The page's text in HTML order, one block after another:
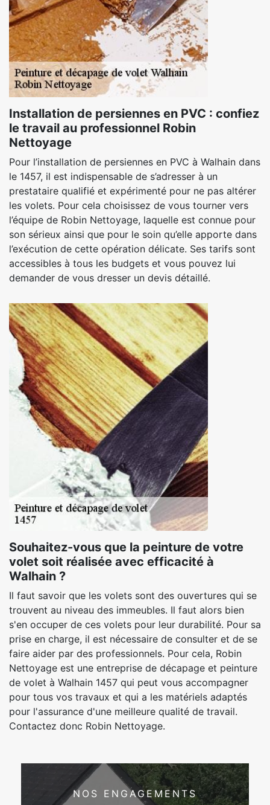
Installation de persiennes en PVC : confiez
le travail au professionnel Robin
Nettoyage
Pour l’installation de persiennes en PVC à Walhain dans
le 1457, il est indispensable de s’adresser à un
prestataire qualifié et expérimenté pour ne pas altérer
les volets. Pour cela choisissez de vous tourner vers
l’équipe de Robin Nettoyage, laquelle est connue pour
son sérieux ainsi que pour le soin qu’elle apporte dans
l’exécution de cette opération délicate. Ses tarifs sont
accessibles à tous les budgets et vous pouvez lui
demander de vous dresser un devis détaillé.
Souhaitez-vous que la peinture de votre
volet soit réalisée avec efficacité à
Walhain ?
Il faut savoir que les volets sont des ouvertures qui se
trouvent au niveau des immeubles. Il faut alors bien
s'en occuper de ces volets pour leur durabilité. Pour sa
prise en charge, il est nécessaire de consulter et de se
faire aider par des professionnels. Pour cela, Robin
Nettoyage est une entreprise de décapage et peinture
de volet à Walhain 1457 qui peut vous accompagner
pour tous vos travaux et qui a les matériels adaptés
pour l'assurance d'une meilleure qualité de travail.
Contactez donc Robin Nettoyage.
NOS ENGAGEMENTS